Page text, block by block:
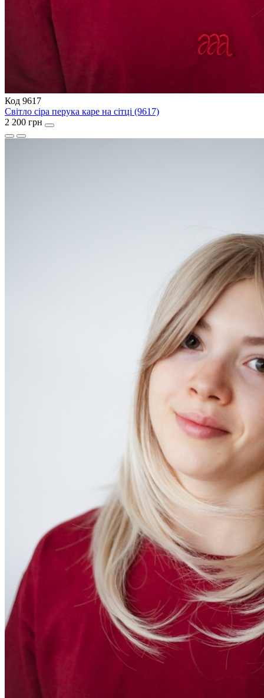
Код 9617
Світло сіра перука каре на сітці (9617)
2 200 грн